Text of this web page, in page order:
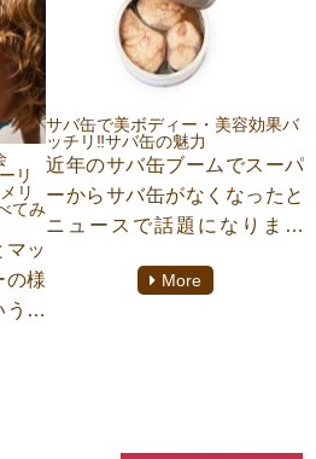
クどのような違いがあるので
しょうか？二つの栄養価の違
いに関してダイエット専門駒
『TRAINER’S GYM (トレー
ナーズジム)』にてパーソナル
トレーニングをしておりま
す、【吉村祥子】がご紹介さ
リ
リ
てみ
マッ
の様
う意
は
サバ缶で美ボディー・美容効果バ
ッチリ‼︎サバ缶の魅力
近年のサバ缶ブームでスーパ
ーからサバ缶がなくなったと
ニュースで話題になりまし
ッチリ、ダイエットにもとっ
More